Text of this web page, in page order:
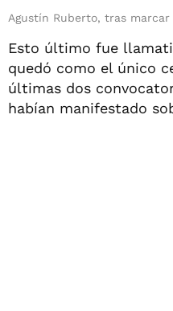
Agustín Ruberto, tras
Esto último fue
quedó como el único
últimas dos
habían manifestado